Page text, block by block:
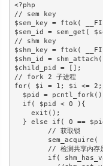
<?php
// sem key
$sem_key = ftok(
$sem_id = sem_get(
// shm key
$shm_key = ftok(
$shm_id = shm_attach(
$child_pid = [];
// fork 2 子进程
for( $i = 1; $i <=
$pid =
  if( $pid < 0 ){
    exit();
} else if( 0 == $pid